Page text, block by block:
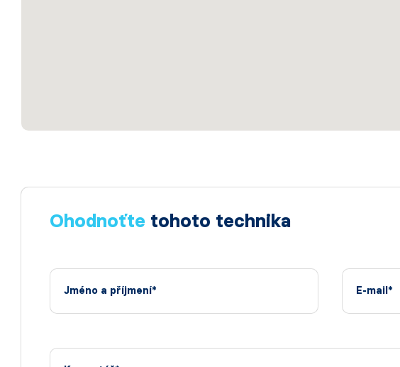
Ohodnoťte tohoto technika
Jméno a příjmení* E-mail*